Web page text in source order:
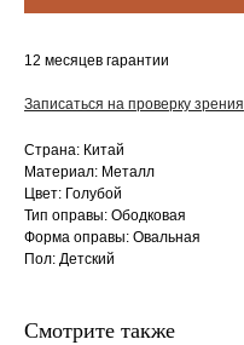
12 месяцев гарантии
Записаться на проверку зрения
Страна: Китай
Материал: Металл
Цвет: Голубой
Тип оправы: Ободковая
Форма оправы: Овальная
Пол: Детский
Смотрите также